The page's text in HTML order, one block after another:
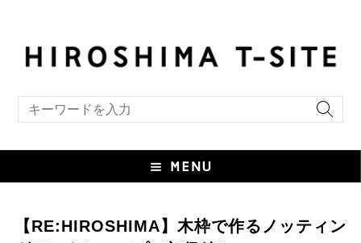
【RE:HIROSHIMA】木枠で作るノッティン